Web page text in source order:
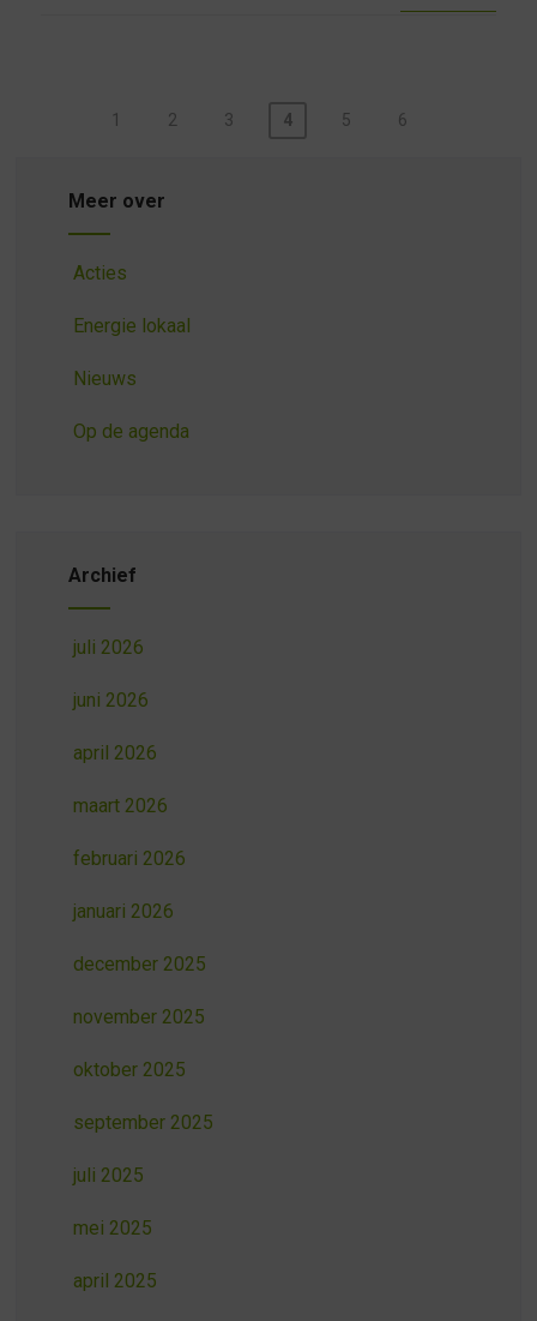
Berichten
1 2 3 4 5 6
Meer over
Acties
Energie lokaal
Nieuws
Op de agenda
Archief
juli 2026
juni 2026
april 2026
maart 2026
februari 2026
januari 2026
december 2025
november 2025
oktober 2025
september 2025
juli 2025
mei 2025
april 2025